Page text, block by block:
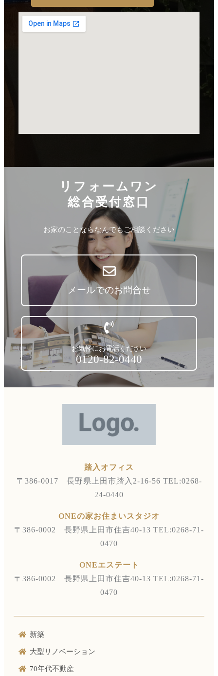
リフォームワン
総合受付窓口
お家のことならなんでもご相談ください
メールでのお問合せ
お気軽にお電話ください
0120-82-0440
踏入オフィス
〒386-0017 長野県上田市踏入2-16-56 TEL:0268-
24-0440
ONEの家お住まいスタジオ
〒386-0002 長野県上田市住吉40-13 TEL:0268-71-
0470
ONEエステート
〒386-0002 長野県上田市住吉40-13 TEL:0268-71-
0470
新築
大型リノベーション
70年代不動産